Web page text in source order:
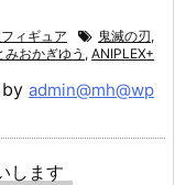
ィギュア 鬼滅の刃,
みおかぎゆう , ANIPLEX+
admin@mh@wp
します